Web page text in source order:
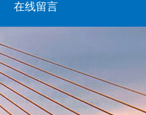
在线留言